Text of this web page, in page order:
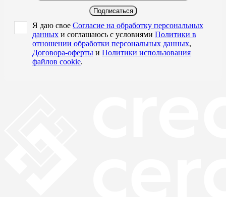
Подписаться
Я даю свое Согласие на обработку персональных
данных и соглашаюсь с условиями Политики в
отношении обработки персональных данных,
Договора-оферты и Политики использования
файлов cookie.